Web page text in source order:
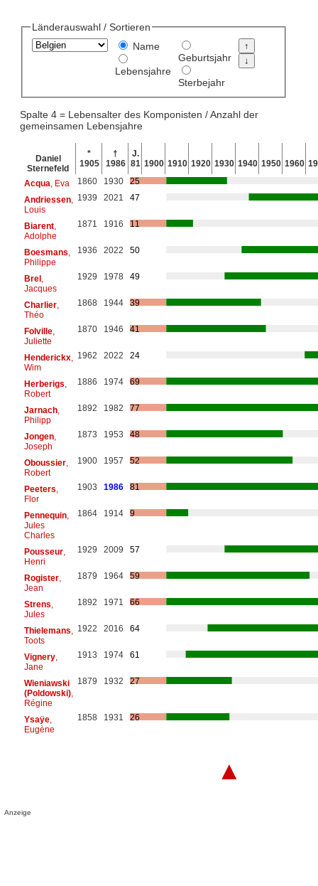
Länderauswahl / Sortieren
Name
Lebensjahre
Geburtsjahr
Sterbejahr
Spalte 4 = Lebensalter des Komponisten / Anzahl der
gemeinsamen Lebensjahre
Daniel
Sternefeld
*
1905
†
1986
J.
81 1900 1910 1920 1930 1940 1950 1960
Acqua , Eva 1860 1930
25
Andriessen,
Louis
1939 2021 47
Biarent,
Adolphe
1871 1916 11
Boesmans
Philippe
1936 2022 50
Brel,
Jacques
1929 1978 49
Charlier,
Théo
1868 1944 39
Folville,
Juliette
1870 1946 41
Henderickx,
Wim
1962 2022 24
Herberigs
Robert
1886 1974 69
Jarnach,
Philipp
1892 1982 77
Jongen,
Joseph
1873 1953 48
Oboussier,
Robert
1900 1957 52
Peeters
Flor
1903 1986 81
Pennequin,
Jules
Charles
1864 1914 9
Pousseur,
Henri
1929 2009 57
Rogister,
Jean
1879 1964 59
Strens
Jules
1892 1971 66
Thielemans
Toots
1922 2016 64
Vignery,
Jane
1913 1974 61
Wieniawski
(Poldowski),
Régine
1879 1932 27
Ysaÿe,
Eugène
1858 1931 26
▲
Anzeige